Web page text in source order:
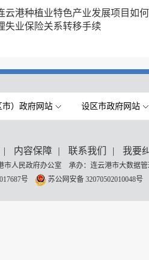
云港种植业特色产业发展项目如
失业保险关系转移手续
市）政府网站 设区市政府网站
| 内容保障 | 联系我们 | 我要
市人民政府办公室 承办：连云港市大数据
号
苏公网安备 32070502010048号